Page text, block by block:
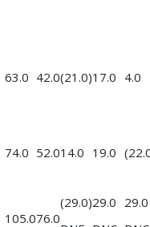
63.0 42.0(21.0)17.0 4.0
74.0 52.014.0 19.0
105.076.0
(29.0)29.0 29.0